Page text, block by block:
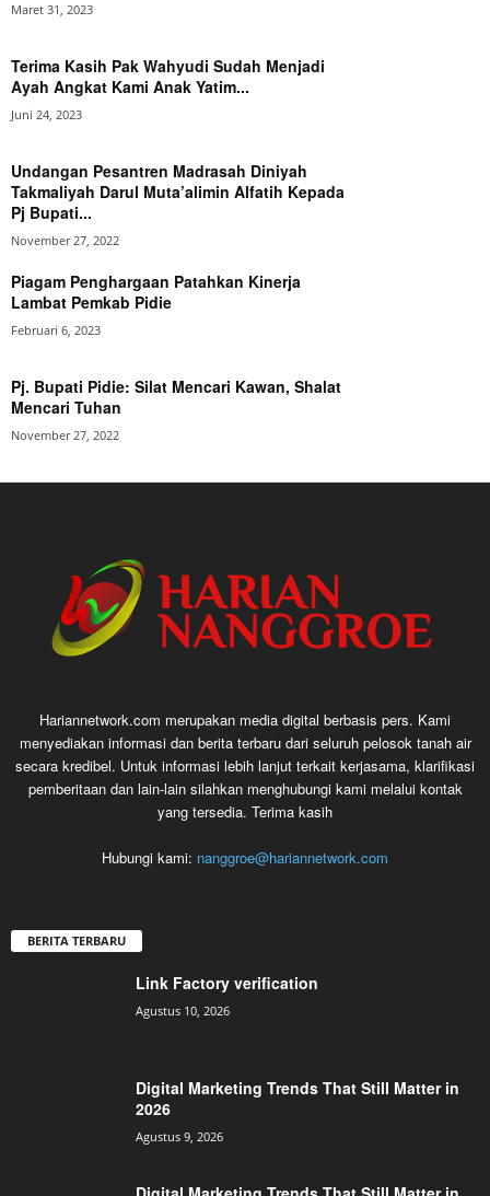
Maret 31, 2023
Terima Kasih Pak Wahyudi Sudah Menjadi
Ayah Angkat Kami Anak Yatim...
Juni 24, 2023
Undangan Pesantren Madrasah Diniyah
Takmaliyah Darul Muta’alimin Alfatih Kepada
Pj Bupati...
November 27, 2022
Piagam Penghargaan Patahkan Kinerja
Lambat Pemkab Pidie
Februari 6, 2023
Pj. Bupati Pidie: Silat Mencari Kawan, Shalat
Mencari Tuhan
November 27, 2022
Hariannetwork.com merupakan media digital berbasis pers. Kami
menyediakan informasi dan berita terbaru dari seluruh pelosok tanah air
secara kredibel. Untuk informasi lebih lanjut terkait kerjasama, klarifikasi
pemberitaan dan lain-lain silahkan menghubungi kami melalui kontak
yang tersedia. Terima kasih
Hubungi kami: nanggroe@hariannetwork.com
BERITA TERBARU
Link Factory verification
Agustus 10, 2026
Digital Marketing Trends That Still Matter in
2026
Agustus 9, 2026